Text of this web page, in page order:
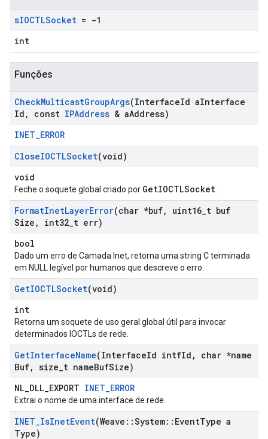
sIOCTLSocket = -1
int
Funções
CheckMulticastGroupArgs(InterfaceId aInterface
Id , const IPAddress & aAddress)
INET_ERROR
CloseIOCTLSocket(void)
void
Feche o soquete global criado por GetIOCTLSocket
FormatInetLayerError(char *buf, uint16 t buf
Size , int32 t err)
bool
Dado um erro de Camada Inet, retorna uma string C terminada
em NULL legível por humanos que descreve o erro.
GetIOCTLSocket(void)
int
Retorna um soquete de uso geral global útil para invocar
determinados IOCTLs de rede.
GetInterfaceName(InterfaceId intfId ,
char *name
Buf, size t nameBufSize)
NL_DLL_EXPORT INET_ERROR
Extrai o nome de uma interface de rede.
INET_IsInetEvent(Weave ::System:: EventType a
Type)